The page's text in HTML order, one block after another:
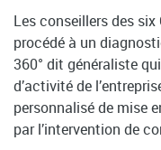
Les conseillers des
procédé à un
360° dit généraliste
d’activité de
personnalisé de mise
par l’intervention de